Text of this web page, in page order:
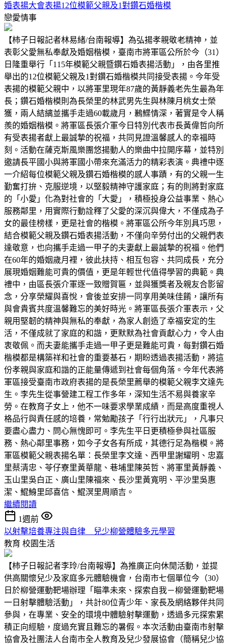
婚表揚大會表揚12位模範父親及1對鑽石婚楷模
戀愛情事
【柿子日報記者林易緒/台南報導】為弘揚孝親敬老精神，並
表彰父愛無私奉獻及婚姻楷模，臺南市將軍區公所於今（31）
日隆重舉行「115年模範父親暨鑽石婚表揚活動」，由各里推
舉出的12位模範父親及1對鑽石婚楷模共同接受表揚。今年受
表揚的模範父親中，以將軍里現年87歲的黃靜義老先生最為年
長；鑽石婚楷模則為長榮里的林武男先生與林陳月桃女士榮
獲，兩人結縭並攜手走過60載歲月，鶼鰈情深，著實是令人稱
羨的婚姻楷模。將軍區長張介軍今日特別代表市長黃偉哲向所
有受表揚者獻上最誠摯的祝福，共同見證溫馨感人的幸福時
刻。活動在薩克斯風樂團悠揚動人的樂曲中拉開序幕，並特別
邀請長平國小與將軍國小帶來充滿活力的精彩表演。典禮中逐
一介紹每位模範父親及鑽石婚楷模的感人事蹟，有的父親一生
勤奮打拚、克服逆境，以堅毅精神守護家庭；有的則將對家庭
的「小愛」化為對社會的「大愛」，積極投身公益事業、熱心
服務鄰里，用實際行動詮釋了父愛的深沉與偉大，不僅成為子
女的最佳榜樣，更是社會的楷模。將軍區公所今年別具巧思，
結合模範父親及鑽石婚表揚活動，不僅向辛勞付出的父親們表
達敬意，也向攜手走過一甲子的夫妻獻上最誠摯的祝福。他們
在60年的婚姻歲月裡，彼此扶持、相互包容、共同成長，充分
展現婚姻難能可貴的價值，更是年輕世代值得學習的典範。典
禮中，由區長張介軍逐一致贈賀匾，並與獲獎者及親友合影留
念，分享榮耀與喜悅，會後並安排一同享用美味佳餚，讓所有
與會貴賓共度溫馨難忘的美好時光。將軍區長張介軍表示，父
親用堅韌的精神與無私的奉獻，為家人創造了幸福安定的生
活，不僅成就了家庭的和諧，更默默為社會貢獻心力，令人由
衷敬佩。而夫妻能攜手走過一甲子更是難能可貴，每對鑽石婚
楷模都是構築祥和社會的重要基石，期盼透過表揚活動，將這
份孝親與家庭和諧的正能量傳遞到社會每個角落。今年代表將
軍區接受臺南市政府表揚的是長榮里薦舉的模範父親李文達先
生。李先生從事營建工程工作多年，深知生活不易與養家辛
勞。在教育子女上，他不一味要求學業成績，而是高度重視人
格品行與責任感的培養，常勉勵孩子「行行出狀元」，凡事只
要盡心盡力、問心無愧即可。李先生平日更積極參與社區服
務、熱心鄰里事務，如今子女各有所成，其德行足為楷模。將
軍區模範父親表揚名單：長榮里李文達、西甲里謝耀明、忠嘉
里蔡清忠、苓仔寮里黃華龍、巷埔里陳英哲、將軍里黃靜義、
玉山里吳白正、廣山里陳福來、長沙里黃寬明、平沙里吳惠
潔、鯤鯓里邱喜信、鯤溟里周順吉。
繼續閱讀
1週前
以射擊培養專注與自律 兒少柳營體驗多元學習
教育 校園生活
【柿子日報記者李玲/台南報導】為推廣正向休閒活動，並提
供高關懷兒少及家庭多元體驗機會，台南市七個單位今（30）
日於柳營運動靶場辦理「瞄準未來、探索自我－柳營運動靶場
一日射擊體驗活動」，共計80位青少年、家長及網絡夥伴共同
參與，在專業、安全的環境中體驗射擊運動，透過多元探索累
積正向經驗，度過充實且難忘的暑假。本次活動由臺南市射擊
協會及社團法人台南市全人教育及兒少發展協會（簡稱兒少協